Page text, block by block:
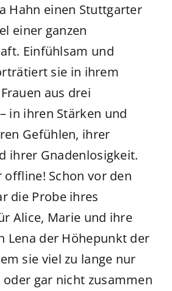
Hahn einen Stuttgarter
einer ganzen
Einfühlsam und
sie in ihrem
aus drei
in ihren Stärken und
Gefühlen, ihrer
ihrer Gnadenlosigkeit.
offline! Schon vor den
die Probe ihres
Alice, Marie und ihre
Lena der Höhepunkt der
sie viel zu lange nur
gar nicht zusammen